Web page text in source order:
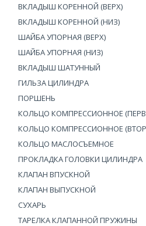
ВКЛАДЫШ КОРЕННОЙ (ВЕРХ)
ВКЛАДЫШ КОРЕННОЙ (НИЗ)
ШАЙБА УПОРНАЯ (ВЕРХ)
ШАЙБА УПОРНАЯ (НИЗ)
ВКЛАДЫШ ШАТУННЫЙ
ГИЛЬЗА ЦИЛИНДРА
ПОРШЕНЬ
КОЛЬЦО КОМПРЕССИОННОЕ
КОЛЬЦО КОМПРЕССИОННОЕ
КОЛЬЦО МАСЛОСЪЕМНОЕ
ПРОКЛАДКА ГОЛОВКИ ЦИЛИНДРА
КЛАПАН ВПУСКНОЙ
КЛАПАН ВЫПУСКНОЙ
СУХАРЬ
ТАРЕЛКА КЛАПАННОЙ ПРУЖИНЫ